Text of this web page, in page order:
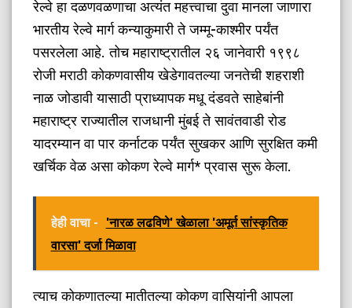
रेल्वे हा दळणवळणाचा अत्यंत महत्त्वाचा दुवा मानला जाणारा
भारतीय रेल्वे मार्ग कन्याकुमारी ते जम्मू-काश्मीर पर्यंत
पसरलेला आहे. तोच महाराष्ट्रातील २६ जानेवारी १९९८
रोजी मराठी कोकणवासीय खेडेगावतल्या जनतेची शहराशी
नाळ जोडावी यासाठी प्राध्यापक मधू दंडवते साहेबांनी
महाराष्ट्र राज्यातील राजधानी मुंबई ते सावंतवाडी रोड
यादरम्यान वा पार कर्नाटक पर्यंत सुखकर आणि सुरक्षित कमी
खर्चिक वेळ असा कोकण रेल्वे मार्ग* प्रवास सुरू केला.
हेही वाचा -
'नारळ लढविणे' खेळाला 'अमूर्त सांस्कृतिक
वारसा' दर्जा मिळावा
त्याच कोकणातल्या मातीतल्या कोकण वासियांनी आपला